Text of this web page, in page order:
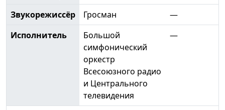
Звукорежиссёр
Гросман
—
Исполнитель
Большой
симфонический
оркестр
Всесоюзного радио
и Центрального
телевидения
—